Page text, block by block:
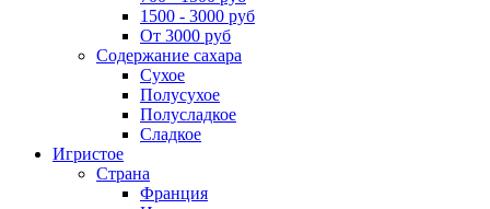
1500 - 3000 руб
От 3000 руб
Содержание сахара
Сухое
Полусухое
Полусладкое
Сладкое
Игристое
Страна
Франция